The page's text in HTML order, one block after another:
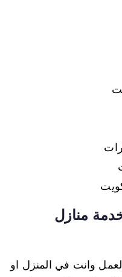
منازل
وانت في المنزل او